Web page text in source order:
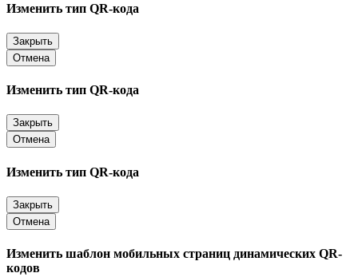
Изменить тип QR-кода
Закрыть
Отмена
Изменить тип QR-кода
Закрыть
Отмена
Изменить тип QR-кода
Закрыть
Отмена
Изменить шаблон мобильных страниц динамических QR-
кодов